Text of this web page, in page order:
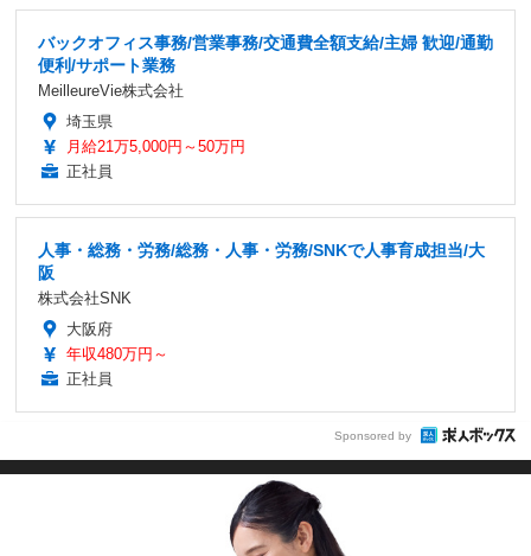
バックオフィス事務/営業事務/交通費全額支給/主婦 歓迎/通勤
便利/サポート業務
MeilleureVie株式会社
埼玉県
月給21万5,000円～50万円
正社員
人事・総務・労務/総務・人事・労務/SNKで人事育成担当/大
阪
株式会社SNK
大阪府
年収480万円～
正社員
Sponsored by